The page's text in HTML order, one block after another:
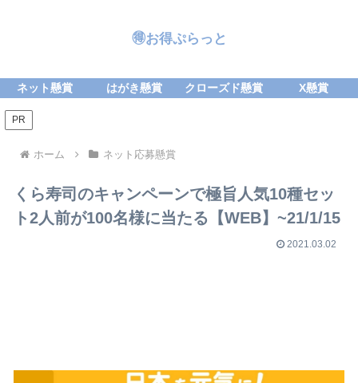
🉐お得ぷらっと
ネット懸賞 はがき懸賞 クローズド懸賞 X懸賞
PR
ホーム ネット応募懸賞
くら寿司のキャンペーンで極旨人気10種セッ
ト2人前が100名様に当たる【WEB】~21/1/15
2021.03.02